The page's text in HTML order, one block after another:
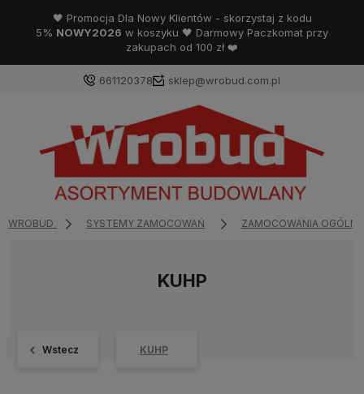
🖤 Promocja Dla Nowy Klientów - skorzystaj z kodu
5% NOWY2026 w koszyku 🖤 Darmowy Paczkomat przy
zakupach od 100 zł ❤️
661120378 sklep@wrobud.com.pl
WROBUD SYSTEMY ZAMOCOWAŃ ZAMOCOWANIA OGÓLNE
KUHP
Wstecz KUHP